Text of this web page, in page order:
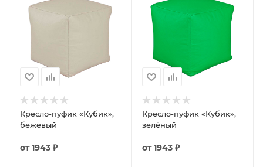
Кресло-пуфик «Кубик»,
бежевый
от1943 ₽
Кресло-пуфик «Кубик»,
зелёный
от1943 ₽